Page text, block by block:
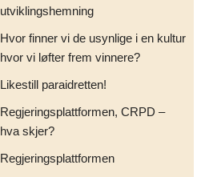
utviklingshemning
Hvor finner vi de usynlige i en kultur
hvor vi løfter frem vinnere?
Likestill paraidretten!
Regjeringsplattformen, CRPD –
hva skjer?
Regjeringsplattformen